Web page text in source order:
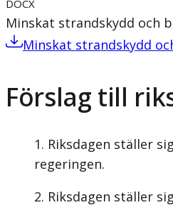
DOCX
Minskat strandskydd och
Minskat strandskydd
Förslag till
Riksdagen ställer
regeringen.
Riksdagen ställer